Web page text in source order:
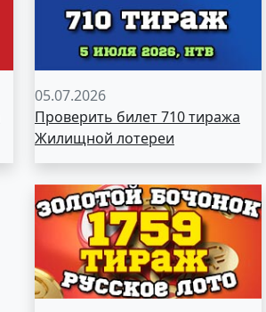
05.07.2026
Проверить билет 710 тиража
Жилищной лотереи